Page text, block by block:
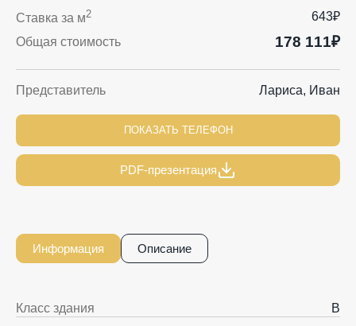
Ставка за м2
643₽
Общая стоимость
178 111₽
Представитель Лариса, Иван
ПОКАЗАТЬ ТЕЛЕФОН
PDF-презентация
Информация Описание
Класс здания B